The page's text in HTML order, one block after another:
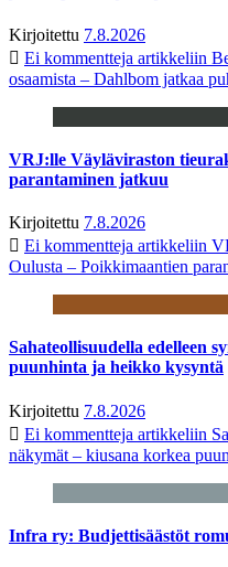
Kirjoitettu 7.8.2026
Ei kommentteja artikkeliin
osaamista – Dahlbom jatkaa
VRJ:lle Väyläviraston
parantaminen jatkuu
Kirjoitettu 7.8.2026
Ei kommentteja artikkeliin
Oulusta – Poikkimaantien
Sahateollisuudella edelleen
puunhinta ja heikko kysyntä
Kirjoitettu 7.8.2026
Ei kommentteja artikkeliin
näkymät – kiusana korkea
Infra ry: Budjettisäästöt